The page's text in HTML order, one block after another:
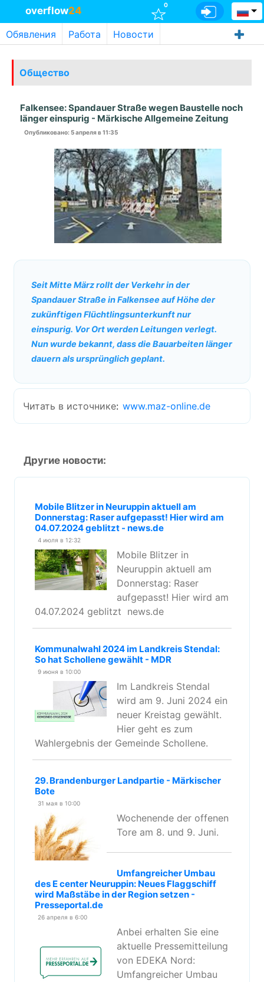
overflow24 0
Обявления Работа Новости
Общество
Falkensee: Spandauer Straße wegen Baustelle noch
länger einspurig - Märkische Allgemeine Zeitung
Опубликовано: 5 апреля в 11:35
Seit Mitte März rollt der Verkehr in der
Spandauer Straße in Falkensee auf Höhe der
zukünftigen Flüchtlingsunterkunft nur
einspurig. Vor Ort werden Leitungen verlegt.
Nun wurde bekannt, dass die Bauarbeiten länger
dauern als ursprünglich geplant.
Читать в источнике: www.maz-online.de
Другие новости:
Mobile Blitzer in Neuruppin aktuell am
Donnerstag: Raser aufgepasst! Hier wird am
04.07.2024 geblitzt - news.de
4 июля в 12:32
Mobile Blitzer in
Neuruppin aktuell am
Donnerstag: Raser
aufgepasst! Hier wird am
04.07.2024 geblitzt news.de
Kommunalwahl 2024 im Landkreis Stendal:
So hat Schollene gewählt - MDR
9 июня в 10:00
Im Landkreis Stendal
wird am 9. Juni 2024 ein
neuer Kreistag gewählt.
Hier geht es zum
Wahlergebnis der Gemeinde Schollene.
29. Brandenburger Landpartie - Märkischer
Bote
31 мая в 10:00
Wochenende der offenen
Tore am 8. und 9. Juni.
Umfangreicher Umbau
des E center Neuruppin: Neues Flaggschiff
wird Maßstäbe in der Region setzen -
Presseportal.de
26 апреля в 6:00
Anbei erhalten Sie eine
aktuelle Pressemitteilung
von EDEKA Nord:
Umfangreicher Umbau